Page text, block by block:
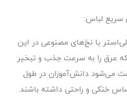
لباس:
یا نخ‌های مصنوعی در این
که عرق را به سرعت جذب و تبخیر
می‌شود دانش‌آموزان در طول
خنکی و راحتی داشته باشند.